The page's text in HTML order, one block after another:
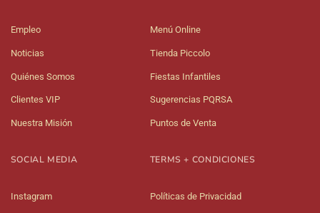
Empleo
Noticias
Quiénes Somos
Clientes VIP
Nuestra Misión
Menú Online
Tienda Piccolo
Fiestas Infantiles
Sugerencias PQRSA
Puntos de Venta
SOCIAL MEDIA
Instagram
TERMS + CONDICIONES
Políticas de Privacidad